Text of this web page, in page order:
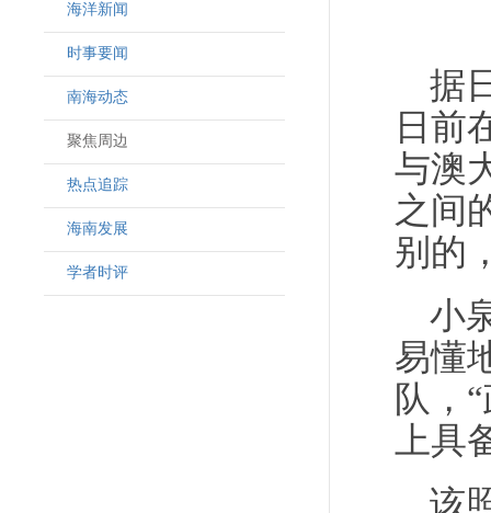
海洋新闻
时事要闻
南海动态
聚焦周边
热点追踪
海南发展
学者时评
据
日前
与澳
之间
别的
小
易懂
队，
上具
该